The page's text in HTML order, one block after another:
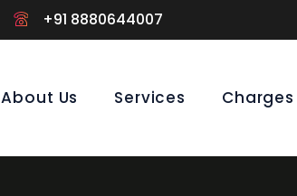
+91 8880644007
About Us Services Charges